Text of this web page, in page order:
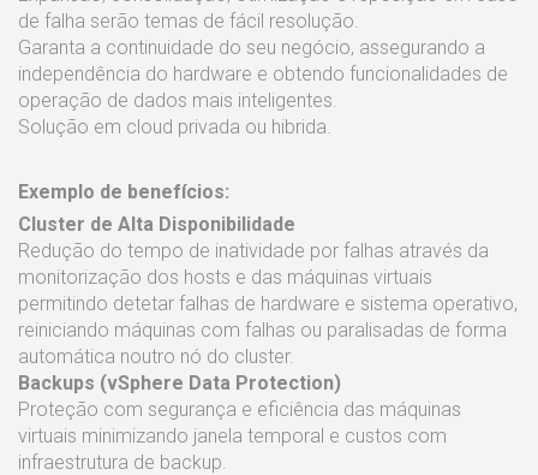
de falha serão temas de fácil resolução.
Garanta a continuidade do seu negócio, assegurando a
independência do hardware e obtendo funcionalidades de
operação de dados mais inteligentes.
Solução em cloud privada ou hibrida.
Exemplo de benefícios:
Cluster de Alta Disponibilidade
Redução do tempo de inatividade por falhas através da
monitorização dos hosts e das máquinas virtuais
permitindo detetar falhas de hardware e sistema operativo,
reiniciando máquinas com falhas ou paralisadas de forma
automática noutro nó do cluster.
Backups (vSphere Data Protection)
Proteção com segurança e eficiência das máquinas
virtuais minimizando janela temporal e custos com
infraestrutura de backup.